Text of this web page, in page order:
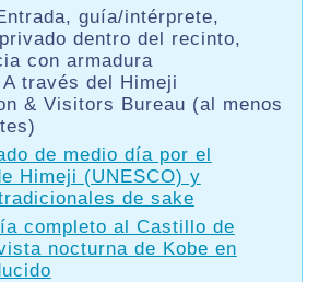
guía/intérprete,
dentro del recinto,
con armadura
través del Himeji
& Visitors Bureau (al menos
de medio día por el
Himeji (UNESCO) y
de sake
completo al Castillo de
nocturna de Kobe en